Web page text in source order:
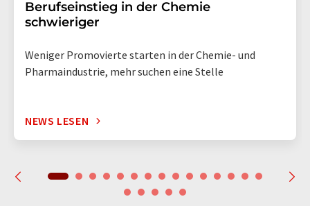
Berufseinstieg in der Chemie
schwieriger
Weniger Promovierte starten in der Chemie- und
Pharmaindustrie, mehr suchen eine Stelle
NEWS LESEN